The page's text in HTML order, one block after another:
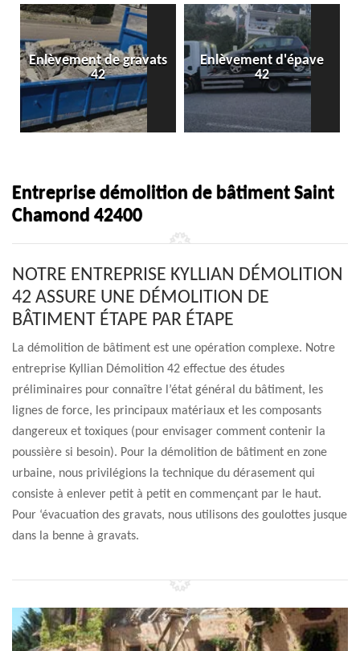
Enlèvement de gravats
42
Enlèvement d'épave
42
Entreprise démolition de bâtiment Saint
Chamond 42400
NOTRE ENTREPRISE KYLLIAN DÉMOLITION
42 ASSURE UNE DÉMOLITION DE
BÂTIMENT ÉTAPE PAR ÉTAPE
La démolition de bâtiment est une opération complexe. Notre
entreprise Kyllian Démolition 42 effectue des études
préliminaires pour connaître l’état général du bâtiment, les
lignes de force, les principaux matériaux et les composants
dangereux et toxiques (pour envisager comment contenir la
poussière si besoin). Pour la démolition de bâtiment en zone
urbaine, nous privilégions la technique du dérasement qui
consiste à enlever petit à petit en commençant par le haut.
Pour ‘évacuation des gravats, nous utilisons des goulottes jusque
dans la benne à gravats.